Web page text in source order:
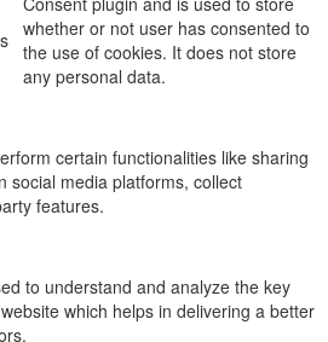
whether or not user has consented to
the use of cookies. It does not store
any personal data.
certain functionalities like sharing
social media platforms, collect
features.
to understand and analyze the key
which helps in delivering a better